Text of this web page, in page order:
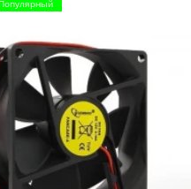
Популярный